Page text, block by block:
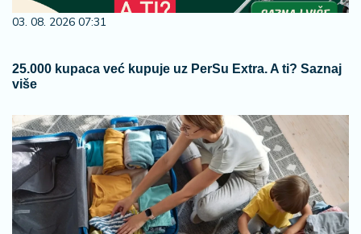
03. 08. 2026 07:31
25.000 kupaca već kupuje uz PerSu Extra. A ti? Saznaj
više